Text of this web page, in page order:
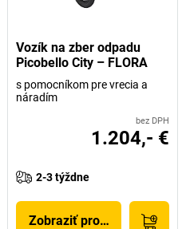
Vozík na zber odpadu
Picobello City – FLORA
s pomocníkom pre vrecia a
náradím
bez DPH
1.204,- €
2-3 týždne
Zobraziť produkt